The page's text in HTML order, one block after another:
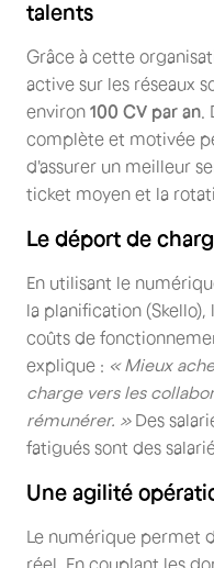
talents
Grâce à cette
active sur les réseaux
environ 100 CV par an
complète et motivée
d'assurer un meilleur
ticket moyen et la
Le déport de
En utilisant le
la planification
coûts de
explique : « Mieux
charge vers les
rémunérer. »Des
fatigués sont des
Une agilité
Le numérique permet
réel. En couplant les